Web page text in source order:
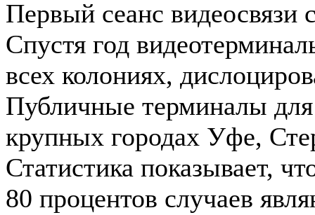
Первый сеанс видеосвязи
Спустя год
всех колониях,
Публичные терминалы
крупных городах Уфе,
Статистика показывает,
80 процентов случаев